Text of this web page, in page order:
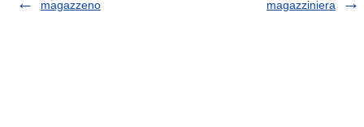
magazzeno
magazziniera